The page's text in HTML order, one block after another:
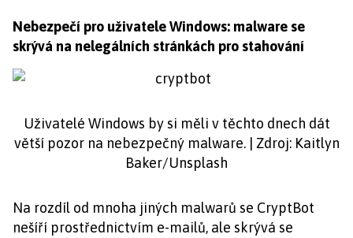
Nebezpečí pro uživatele Windows: malware se
skrývá na nelegálních stránkách pro stahování
Uživatelé Windows by si měli v těchto dnech dát
větší pozor na nebezpečný malware. | Zdroj: Kaitlyn
Baker/Unsplash
Na rozdíl od mnoha jiných malwarů se CryptBot
nešíří prostřednictvím e-mailů, ale skrývá se